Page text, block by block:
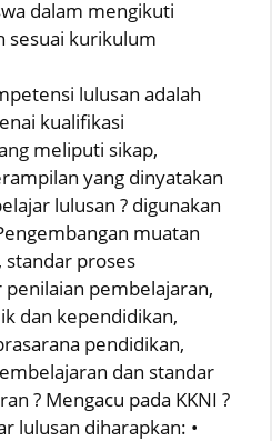
dalam mengikuti
sesuai kurikulum
lulusan adalah
kualifikasi
meliputi sikap,
yang dinyatakan
lulusan ? digunakan
muatan
standar proses
pembelajaran,
dan kependidikan,
pendidikan,
dan standar
? Mengacu pada KKNI ?
lulusan diharapkan: •